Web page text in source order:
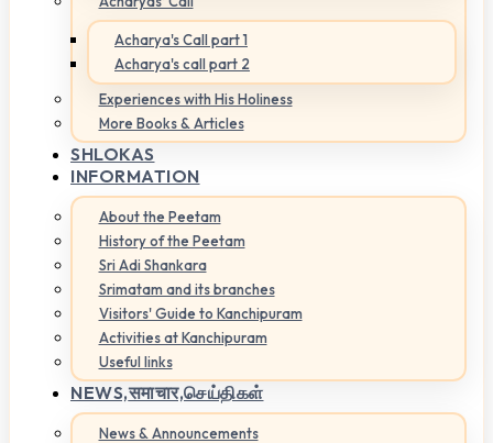
Acharya's Call part 1
Acharya's call part 2
Experiences with His Holiness
More Books & Articles
SHLOKAS
INFORMATION
About the Peetam
History of the Peetam
Sri Adi Shankara
Srimatam and its branches
Visitors' Guide to Kanchipuram
Activities at Kanchipuram
Useful links
NEWS,समाचार,செய்திகள்
News & Announcements